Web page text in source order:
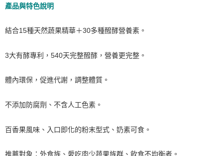
產品與特色說明
結合15種天然蔬果精華＋30多種醱酵營養素。
3大有酵專利，540天完整醱酵，營養更完整。
體內環保，促進代謝，調整體質。
不添加防腐劑、不含人工色素。
百香果風味、入口即化的粉末型式、奶素可食。
推薦對象：外食族、愛吃肉少蔬果族群、飲食不均衡者。